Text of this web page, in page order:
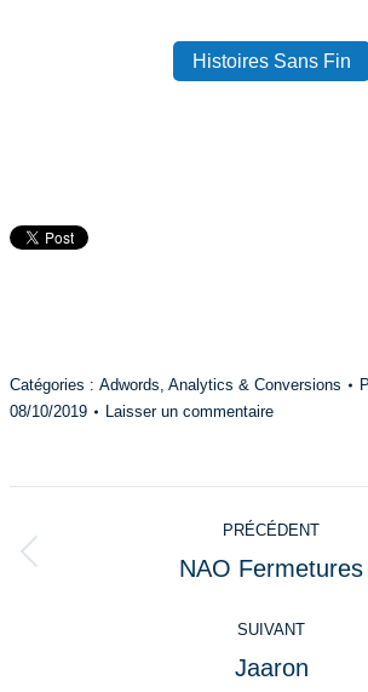
Histoires Sans Fin
Catégories : Adwords Analytics & Conversions
08/10/2019
Laisser un commentaire
de
commentaire
PRÉCÉDENT
Onglet
NAO Fermetures
SUIVANT
Projets
Jaaron